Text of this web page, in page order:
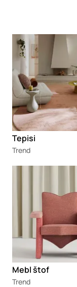
Loading
Tepisi
Trend
Mebl štof
Trend